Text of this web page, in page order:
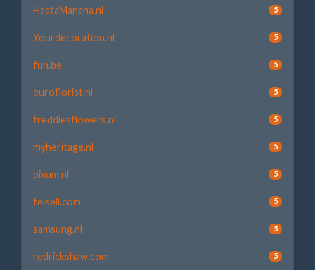
HastaManana.nl 5
Yourdecoration.nl 5
fun.be 5
euroflorist.nl 5
freddiesflowers.nl 5
myheritage.nl 5
pixum.nl 5
telsell.com 5
samsung.nl 5
redrickshaw.com 5